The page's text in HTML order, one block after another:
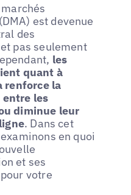
est devenue
des
pas seulement
les
quant à
renforce la
entre les
diminue leur
. Dans cet
en quoi
et ses
votre